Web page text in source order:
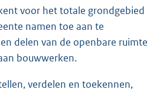
voor het totale grondgebied
namen toe aan te
delen van de openbare ruimte
bouwwerken.
verdelen en toekennen,